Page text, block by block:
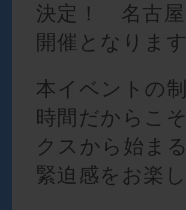
決定！ 名古
開催となります
本イベントの
時間だからこ
クスから始ま
緊迫感をお楽